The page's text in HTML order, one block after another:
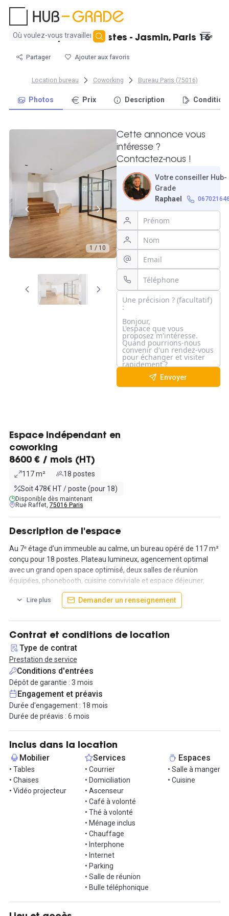
Aucun
trouvé
Bureau opéré 18 postes - Jasmin, Paris 16ᵉ
Partager Ajouter aux favoris
Location bureau Coworking Bureau Paris (75016)
Photos Prix Description
1 / 10
Cette annonce vous
intéresse ?
Contactez-nous !
Votre conseiller Hub-
Grade
Raphael
Envoyer
Espace indépendant en
coworking
8600 € / mois (HT)
117 m²
18 postes
Soit 478€ HT / poste (pour 18)
Disponible dès maintenant
Rue Raffet, 75016 Paris
Description de l'espace
Au 7ᵉ étage d’un immeuble au calme, un bureau opéré de 117 m²
conçu pour 18 postes. Plateau lumineux, agencement optimal
avec un grand open space optimisé, deux salles de réunion
équipées, phonebooth, cuisine conviviale et espace déjeuner,
sanitaires dédiés.
l’avenue Mozart, cafés de quartier, commerces de bouche et
restaurants de qualité assurent une vie professionnelle rythmée
et agréable. Paris 16ᵉ allie sérénité résidentielle et dynamisme
tertiaire.
Accès rapide : métro Jasmin (ligne 9), proximité directe de
Michel-Ange Auteuil (lignes 9 et 10), réseau dense de bus.
Parking disponible sur site pour compléter la mobilité.
L’adresse incarne l’équilibre entre praticité, standing et confort de
travail. Bureau opéré idéal pour une équipe exigeante.
Contactez-nous dès maintenant pour organiser une visite !
Lire plus Demander un renseignement
Contrat et conditions de location
Type de contrat
Prestation de service
Conditions d'entrées
Dépôt de garantie : 3 mois
Engagement et préavis
Durée d'engagement : 18 mois
Durée de préavis : 6 mois
Inclus dans la location
Mobilier
• Tables
• Chaises
• Vidéo projecteur
Services
• Courrier
• Domiciliation
• Ascenseur
• Café à volonté
• Thé à volonté
• Ménage inclus
• Chauffage
• Interphone
• Internet
• Parking
• Salle de réunion
• Bulle téléphonique
Espaces
• Salle à manger
• Cuisine